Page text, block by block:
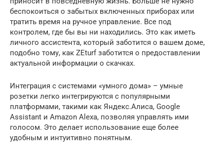
беспокоиться о забытых включенных приборах или
тратить время на ручное управление. Все под
контролем, где бы вы ни находились. Это как иметь
личного ассистента, который заботится о вашем доме,
подобно тому, как ZEturf заботится о предоставлении
актуальной информации о скачках.
Интеграция с системами «умного дома» – умные
розетки легко интегрируются с популярными
платформами, такими как Яндекс.Алиса, Google
Assistant и Amazon Alexa, позволяя управлять ими
голосом. Это делает использование еще более
удобным и интуитивно понятным.